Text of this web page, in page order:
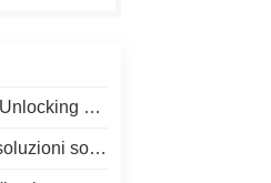
Beyond Traditional Roofs
e solari sui tetti